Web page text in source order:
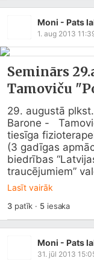
Moni - Pats
1. aug 2013
Seminārs
Tamoviču
29. augustā
Barone -
tiesīga
(3 gadīgas
biedrības
traucējumiem”
Lasīt vairāk
3patīk · 5iesaka
Moni - Pats
31. jūl 2013